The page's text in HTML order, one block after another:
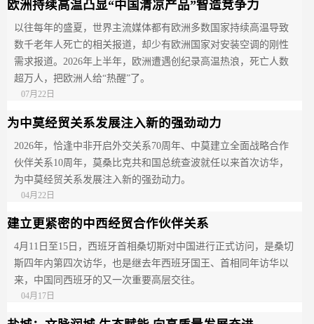
欧洲持续高温凸显“中国清凉产品”智造竞争力‌‌
以往每年的盛夏，世界主流媒体都有欧洲多数国家持续高温导致
数千老年人死亡的相关报道，却少有欧洲国家对安装空调的刚性
需求报道。2026年上半年，欧洲遭遇创纪录高温热浪，死亡人数
超万人，把欧洲人给“热醒”了。
07月22日
为中莫经贸关系发展注入新的强劲动力
2026年，恰逢中非开启外交关系70周年、中莫建立全面战略合作
伙伴关系10周年，莫桑比克共和国总统查波就任以来首次访华，
为中莫经贸关系发展注入新的强劲动力。
04月22日
建立更紧密的中西经贸合作伙伴关系
4月11日至15日，西班牙首相桑切斯对中国进行正式访问，是桑切
斯四年内第四次访华，也是继去年西班牙国王、首相同年访华以
来，中国同西班牙的又一次重要高层交往。
04月17日